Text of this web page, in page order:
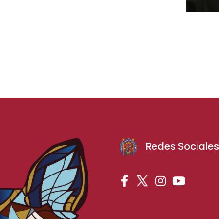
Redes Sociales